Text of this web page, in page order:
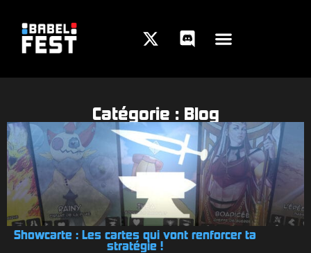
Catégorie : Blog
Showcarte : Les cartes qui vont renforcer ta
stratégie !